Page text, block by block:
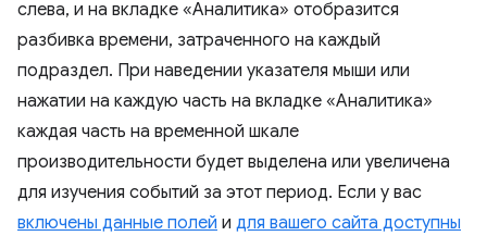
слева, и на вкладке «Аналитика» отобразится
разбивка времени, затраченного на каждый
подраздел. При наведении указателя мыши или
нажатии на каждую часть на вкладке «Аналитика»
каждая часть на временной шкале
производительности будет выделена или увеличена
для изучения событий за этот период. Если у вас
включены данные полей и для вашего сайта доступны